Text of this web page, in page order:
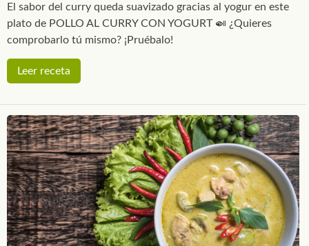
El sabor del curry queda suavizado gracias al yogur en este
plato de POLLO AL CURRY CON YOGURT 🍛 ¿Quieres
comprobarlo tú mismo? ¡Pruébalo!
Leer receta